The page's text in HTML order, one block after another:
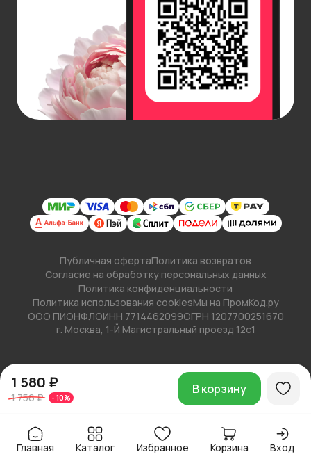
1 580 ₽
1 756 ₽ - 10%
В корзину
Публичная офертаПолитика возвратов
Согласие на обработку персональных данных
Политика конфиденциальности
Политика использования cookiesМы на ПромКод.ру
ООО ПИОНФЛОИНН 7714462099ОГРН 1207700251670
г. Москва, 1-Й Магистральный проезд 12с1
Главная Каталог Избранное Корзина Вход